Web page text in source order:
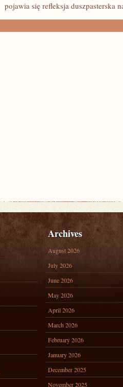
pojawia się refleksja duszpasterska
Archives
August 2026
July 2026
June 2026
May 2026
April 2026
March 2026
February 2026
January 2026
December 2025
November 2025